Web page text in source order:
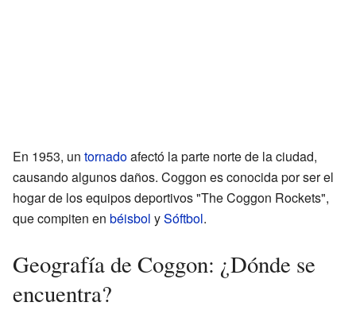
En 1953, un tornadoafectó la parte norte de la ciudad,
causando algunos daños. Coggon es conocida por ser el
hogar de los equipos deportivos "The Coggon Rockets",
que compiten en béisbol ySóftbol.
Geografía de Coggon: ¿Dónde se
encuentra?